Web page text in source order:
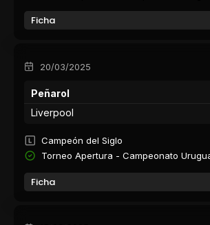
Ficha
20/03/2025
Peñarol
Liverpool
Campeón del Siglo
Torneo Apertura - Campeonato
Ficha